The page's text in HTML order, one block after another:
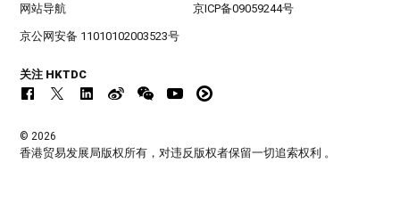
网站导航 京ICP备09059244号
京公网安备 11010102003523号
关注 HKTDC
© 2026
香港贸易发展局版权所有，对违反版权者保留一切追索权利 。